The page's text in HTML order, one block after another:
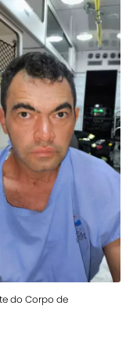
do Corpo de